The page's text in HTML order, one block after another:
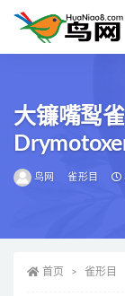
大镰嘴䴕
鸟网 雀形目
首页 雀形目